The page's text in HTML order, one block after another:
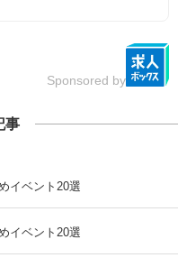
Sponsored by
事
イベント20選
イベント20選